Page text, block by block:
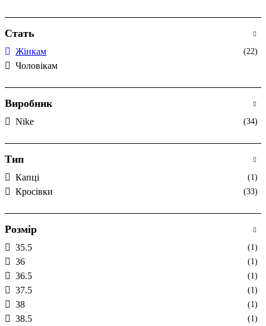
Стать
Жінкам (22)
Чоловікам
Виробник
Nike (34)
Тип
Капці (1)
Кросівки (33)
Розмір
35.5 (1)
36 (1)
36.5 (1)
37.5 (1)
38 (1)
38.5 (1)